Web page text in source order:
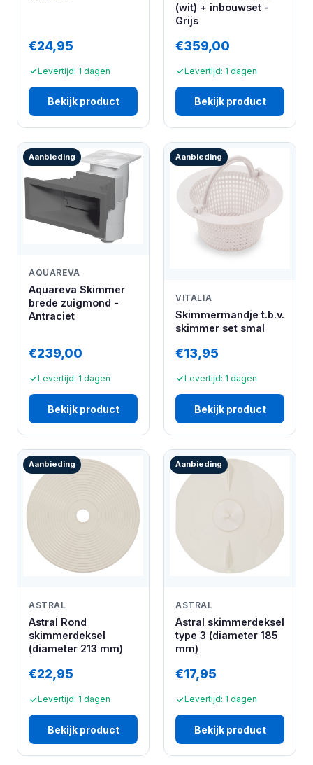
€24,95
Levertijd: 1 dagen
Bekijk product
(wit) + inbouwset -
Grijs
€359,00
Levertijd: 1 dagen
Bekijk product
Aanbieding
AQUAREVA
Aquareva Skimmer
brede zuigmond -
Antraciet
€239,00
Levertijd: 1 dagen
Bekijk product
Aanbieding
VITALIA
Skimmermandje t.b.v.
skimmer set smal
€13,95
Levertijd: 1 dagen
Bekijk product
Aanbieding
ASTRAL
Astral Rond
skimmerdeksel
(diameter 213 mm)
€22,95
Levertijd: 1 dagen
Bekijk product
Aanbieding
ASTRAL
Astral skimmerdeksel
type 3 (diameter 185
mm)
€17,95
Levertijd: 1 dagen
Bekijk product